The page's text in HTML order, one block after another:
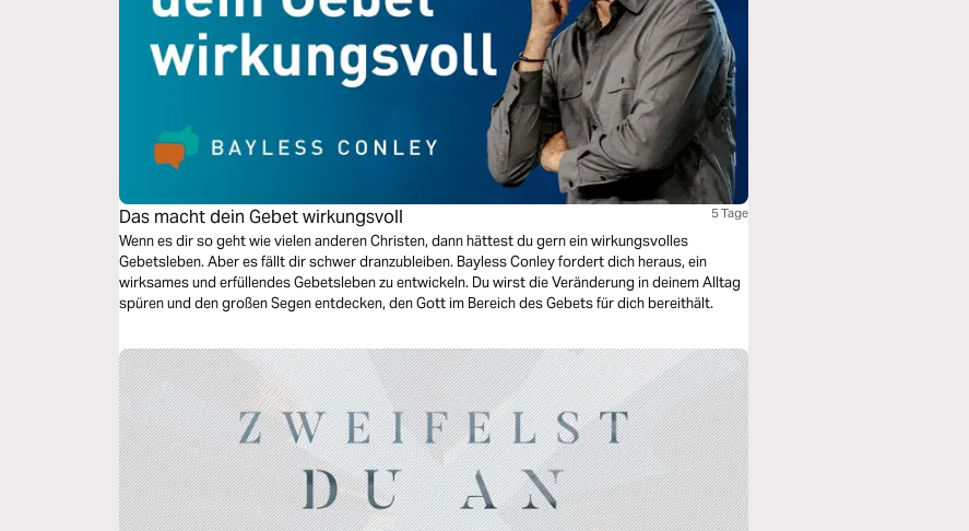
Das macht dein Gebet wirkungsvoll 5 Tage
Wenn es dir so geht wie vielen anderen Christen, dann hättest du gern ein wirkungsvolles
Gebetsleben. Aber es fällt dir schwer dranzubleiben. Bayless Conley fordert dich heraus, ein
wirksames und erfüllendes Gebetsleben zu entwickeln. Du wirst die Veränderung in deinem Alltag
spüren und den großen Segen entdecken, den Gott im Bereich des Gebets für dich bereithält.